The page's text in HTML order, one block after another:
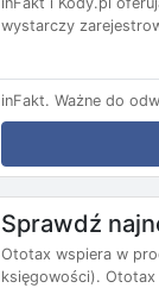
wystarczy
inFakt. Ważne do
Sprawdź
Ototax wspiera w
księgowości).